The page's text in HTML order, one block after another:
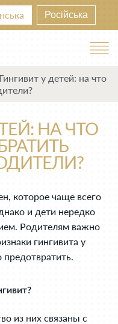
Російська
Гингивит у детей: на что
НА ЧТО
которое чаще всего
и дети нередко
Родителям важно
гингивита у
предотвратить.
из них связаны с